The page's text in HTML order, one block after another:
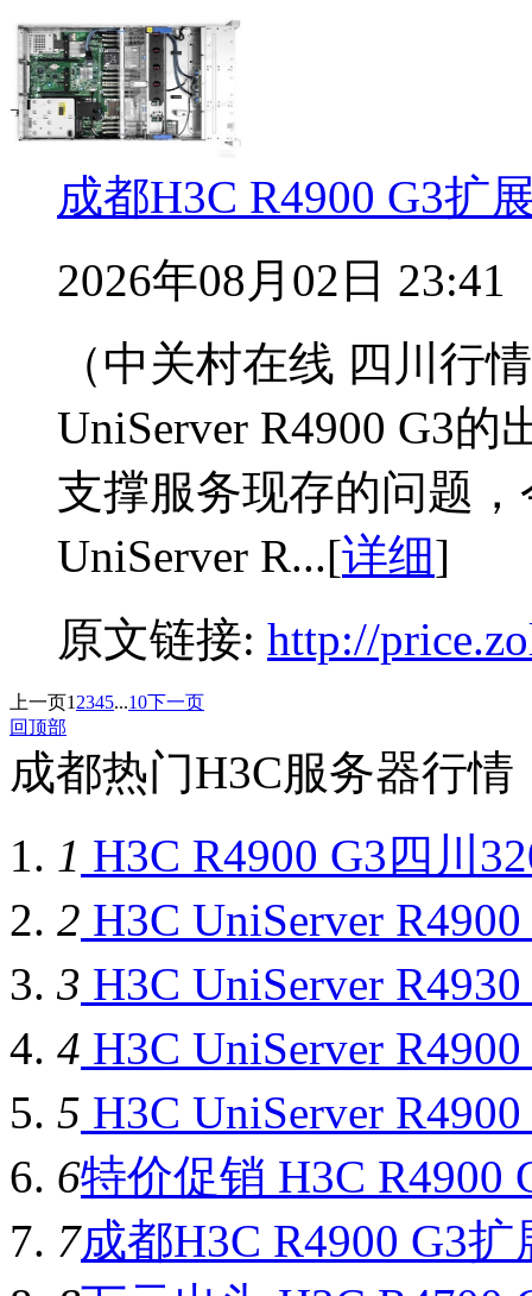
成都H3C R4900 G3扩
2026年08月02日 23:41
（中关村在线 四川行
UniServer R4900 G3
支撑服务现存的问题
UniServer R...[详细]
原文链接: http://
上一页1 2345...10下一页
回顶部
成都热门H3C服务器行情
1 H3C R4900 G3四川
2 H3C UniServer
3 H3C UniServer
4 H3C UniServer
5 H3C UniServer
6特价促销 H3C R4900
7成都H3C R4900 G3